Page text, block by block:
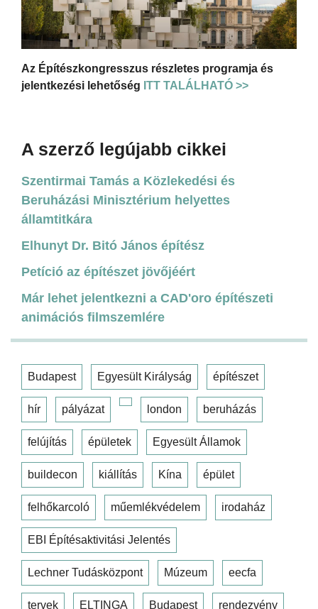
Az Építészkongresszus részletes programja és
jelentkezési lehetőség ITT TALÁLHATÓ >>
A szerző legújabb cikkei
Szentirmai Tamás a Közlekedési és
Beruházási Minisztérium helyettes
államtitkára
Elhunyt Dr. Bitó János építész
Petíció az építészet jövőjéért
Már lehet jelentkezni a CAD'oro építészeti
animációs filmszemlére
Budapest Egyesült Királyság építészet
hír pályázat london beruházás
felújítás épületek Egyesült Államok
buildecon kiállítás Kína épület
felhőkarcoló műemlékvédelem irodaház
EBI Építésaktivitási Jelentés
Lechner Tudásközpont Múzeum eecfa
tervek ELTINGA Budapest rendezvény